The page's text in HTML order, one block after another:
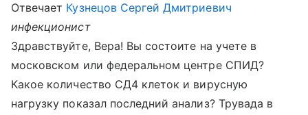
Отвечает Кузнецов Сергей Дмитриевич
инфекционист
Здравствуйте, Вера! Вы состоите на учете в
московском или федеральном центре СПИД?
Какое количество СД4 клеток и вирусную
нагрузку показал последний анализ? Трувада в